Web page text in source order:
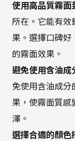
使用高品質霧面
所在。它能有效
果。選擇口碑好
的霧面效果。
避免使用含油成
免使用含油成分
果，使霧面質感
澤。
選擇合適的顏色